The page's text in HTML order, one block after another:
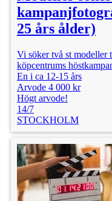
25 års ålder)
Vi söker två st
köpcentrums
En i ca 12-15 års
Arvode 4 000 kr
Högt arvode!
14/7
STOCKHOLM